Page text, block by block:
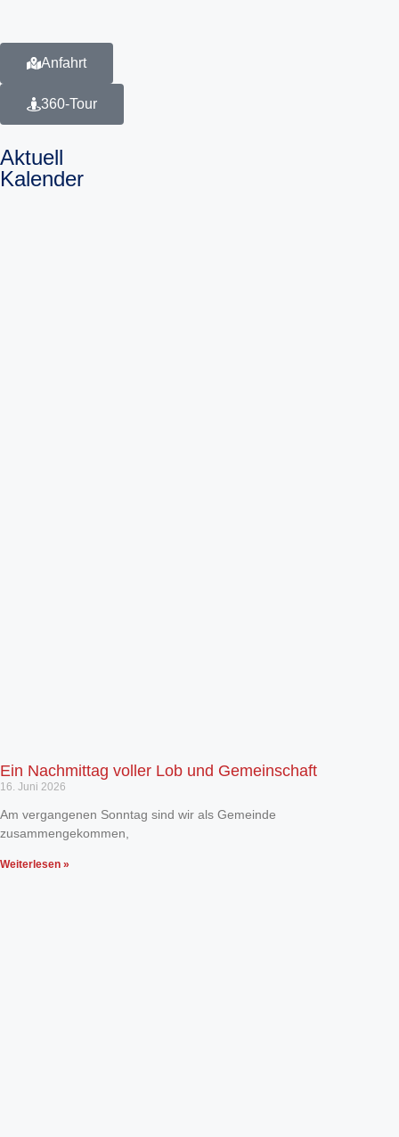
Anfahrt
360-Tour
Aktuell
Kalender
Ein Nachmittag voller Lob und Gemeinschaft
16. Juni 2026
Am vergangenen Sonntag sind wir als Gemeinde
zusammengekommen,
Weiterlesen »